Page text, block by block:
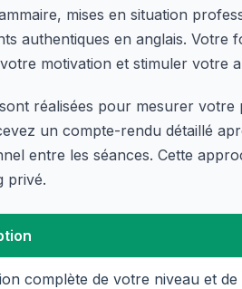
mises en situation
authentiques en anglais. Votre
motivation et stimuler votre
sont réalisées pour mesurer votre
un compte-rendu détaillé
entre les séances. Cette
privé.
complète de votre niveau et de